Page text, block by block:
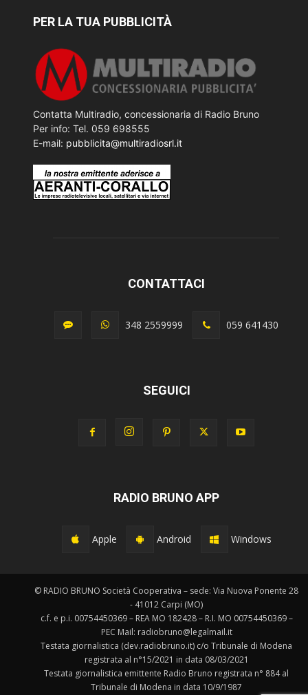
PER LA TUA PUBBLICITÀ
Contatta Multiradio, concessionaria di Radio Bruno
Per info: Tel. 059 698555
E-mail: pubblicita@multiradiosrl.it
CONTATTACI
348 2559999 059 641430
SEGUICI
RADIO BRUNO APP
Apple Android Windows
© RADIO BRUNO Società Cooperativa – sede: Via Nuova Ponente 28
- 41012 Carpi (MO)
c.f. e p.i. 00754450369 – REA MO 182428 – R.I. MO 00754450369 –
PEC Mail: radiobruno@legalmail.it
Testata giornalistica (dev.radiobruno.it) c/o Tribunale di Modena
registrata al n°15/2021 in data 08/03/2021
Testata giornalistica emittente Radio Bruno registrata n° 884 al
Tribunale di Modena in data 10/9/1987